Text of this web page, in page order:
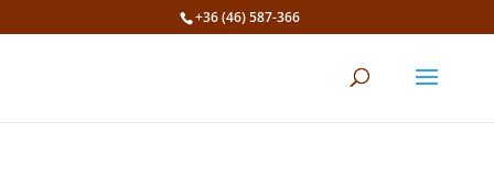
+36 (46) 587-366